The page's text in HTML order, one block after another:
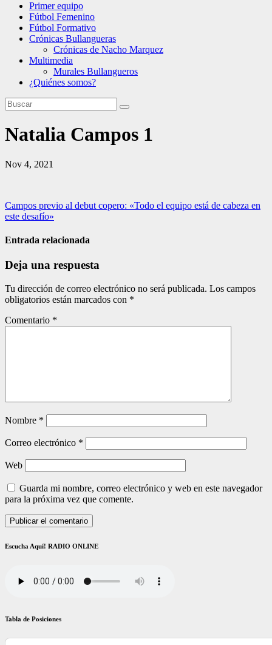
Primer equipo
Fútbol Femenino
Fútbol Formativo
Crónicas Bullangueras
Crónicas de Nacho Marquez
Multimedia
Murales Bullangueros
¿Quiénes somos?
Natalia Campos 1
Nov 4, 2021
Navegación
de
entradas
Campos previo al debut copero: «Todo el equipo está de cabeza en
este desafío»
Entrada relacionada
Deja una respuesta
Tu dirección de correo electrónico no será publicada. Los campos
obligatorios están marcados con *
Comentario *
Nombre *
Correo electrónico *
Web
Guarda mi nombre, correo electrónico y web en este navegador
para la próxima vez que comente.
Escucha Aquí! RADIO ONLINE
Tabla de Posiciones